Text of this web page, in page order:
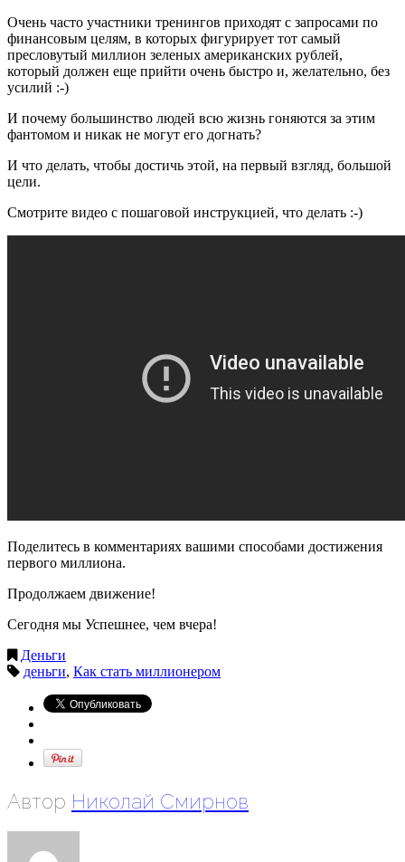
Очень часто участники тренингов приходят с запросами по
финансовым целям, в которых фигурирует тот самый
пресловутый миллион зеленых американских рублей,
который должен еще прийти очень быстро и, желательно, без
усилий :-)
И почему большинство людей всю жизнь гоняются за этим
фантомом и никак не могут его догнать?
И что делать, чтобы достичь этой, на первый взгляд, большой
цели.
Смотрите видео с пошаговой инструкцией, что делать :-)
Поделитесь в комментариях вашими способами достижения
первого миллиона.
Продолжаем движение!
Сегодня мы Успешнее, чем вчера!
Деньги
деньги, Как стать миллионером
Автор Николай Смирнов